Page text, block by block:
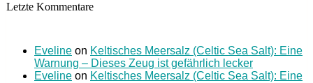
Letzte Kommentare
Eveline on Keltisches Meersalz (Celtic Sea Salt): Eine
Warnung – Dieses Zeug ist gefährlich lecker
Eveline on Keltisches Meersalz (Celtic Sea Salt): Eine